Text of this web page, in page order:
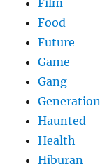
Food
Future
Game
Gang
Generation
Haunted
Health
Hiburan